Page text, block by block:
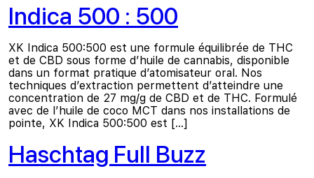
Indica 500 : 500
XK Indica 500:500 est une formule équilibrée de THC
et de CBD sous forme d’huile de cannabis, disponible
dans un format pratique d’atomisateur oral. Nos
techniques d’extraction permettent d’atteindre une
concentration de 27 mg/g de CBD et de THC. Formulé
avec de l’huile de coco MCT dans nos installations de
pointe, XK Indica 500:500 est […]
Haschtag Full Buzz